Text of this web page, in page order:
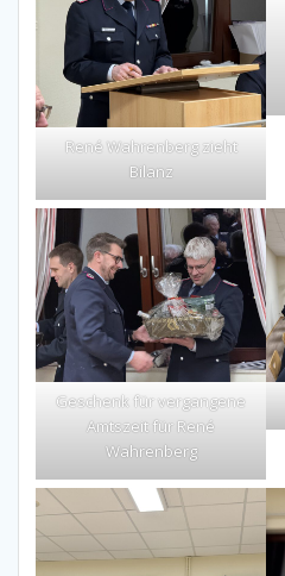
René Wahrenberg zieht
Bilanz
Geschenk für vergangene
Amtszeit für René
Wahrenberg